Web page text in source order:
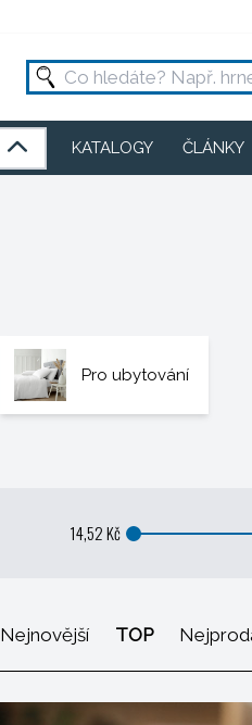
KATALOGY ČLÁNKY
Pro ubytování
14,52 Kč
Nejnovější TOP